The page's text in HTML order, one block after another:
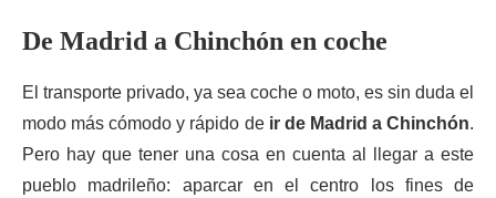
De Madrid a Chinchón en coche
El transporte privado, ya sea coche o moto, es sin duda el
modo más cómodo y rápido deir de Madrid a Chinchón.
Pero hay que tener una cosa en cuenta al llegar a este
pueblo madrileño: aparcar en el centro los fines de